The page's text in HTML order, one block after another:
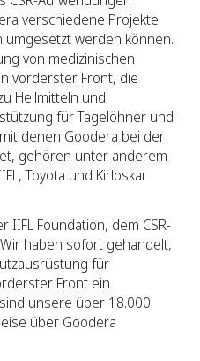
verschiedene Projekte
umgesetzt werden können.
von medizinischen
vorderster Front, die
Heilmitteln und
für Tagelöhner und
denen Goodera bei der
gehören unter anderem
Toyota und Kirloskar
IIFL Foundation, dem CSR-
haben sofort gehandelt,
für
Front ein
unsere über 18.000
über Goodera